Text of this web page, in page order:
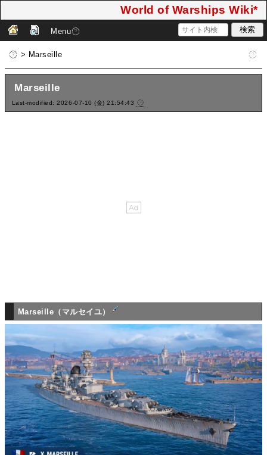
World of Warships Wiki*
Menu
> Marseille
Marseille
Last-modified: 2026-07-10 (金) 21:54:43
Marseille（マルセイユ）